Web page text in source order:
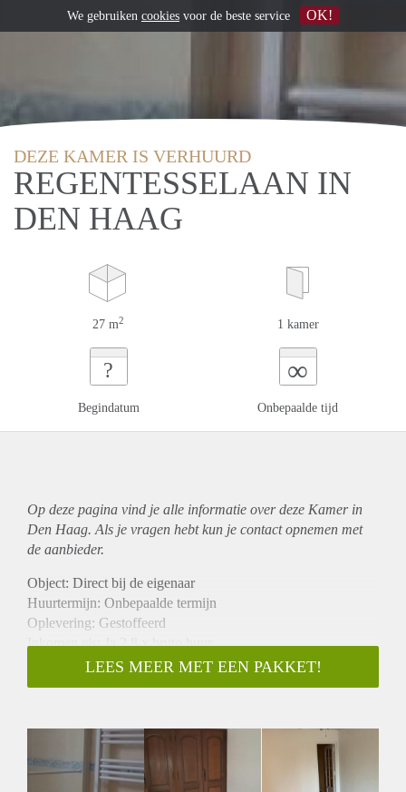
DEZE KAMER IS VERHUURD
REGENTESSELAAN IN
DEN HAAG
27 m2 1 kamer
?
Begindatum
∞
Onbepaalde tijd
Op deze pagina vind je alle informatie over deze Kamer in
Den Haag. Als je vragen hebt kun je contact opnemen met
de aanbieder.
Object: Direct bij de eigenaar
Huurtermijn: Onbepaalde termijn
Oplevering: Gestoffeerd
Inkomen eis: Ja 2,8 x bruto huur
Garantiestelling mogelijk: Ja
Borg: 1 maand
Gedeelde keuken: Nee
Gedeelde Douche: Nee
Gedeelde woonkamer: Nee
LEES MEER MET EEN PAKKET!
We gebruiken cookies voor de beste service OK!